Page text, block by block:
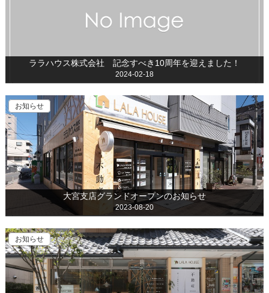
ララハウス株式会社 記念すべき10周年を迎えました！
2024-02-18
お知らせ
大宮支店グランドオープンのお知らせ
2023-08-20
お知らせ